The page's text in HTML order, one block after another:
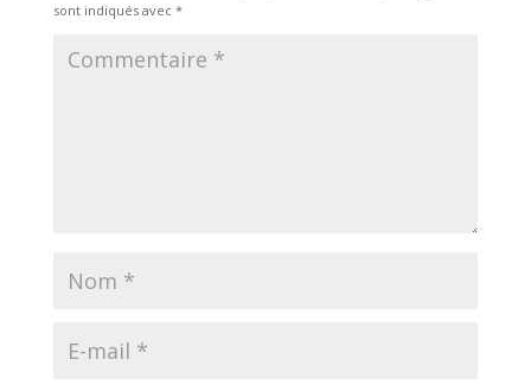
sont indiqués avec *